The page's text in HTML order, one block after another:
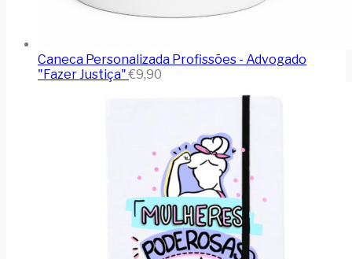
Caneca Personalizada Profissões - Advogado
"Fazer Justiça" €9,90